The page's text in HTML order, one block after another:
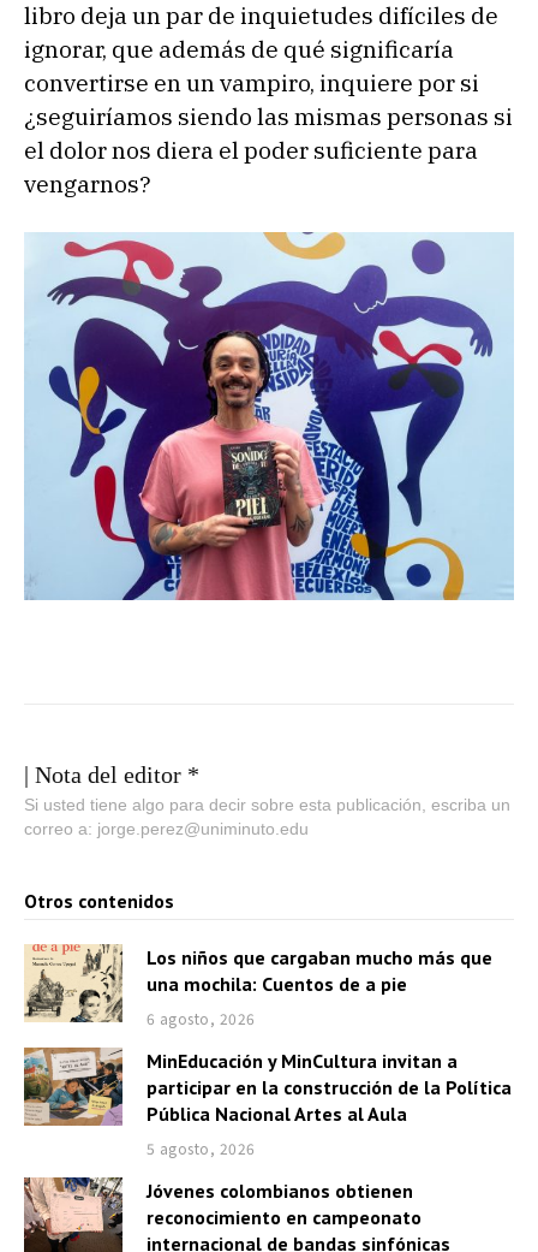
libro deja un par de inquietudes difíciles de
ignorar, que además de qué significaría
convertirse en un vampiro, inquiere por si
¿seguiríamos siendo las mismas personas si
el dolor nos diera el poder suficiente para
vengarnos?
| Nota del editor *
Si usted tiene algo para decir sobre esta publicación, escriba un
correo a: jorge.perez@uniminuto.edu
Otros contenidos
Los niños que cargaban mucho más que
una mochila: Cuentos de a pie
6 agosto, 2026
MinEducación y MinCultura invitan a
participar en la construcción de la Política
Pública Nacional Artes al Aula
5 agosto, 2026
Jóvenes colombianos obtienen
reconocimiento en campeonato
internacional de bandas sinfónicas